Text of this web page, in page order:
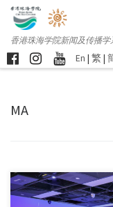
香港珠海学院新闻及传播学
En | 繁 |
MA